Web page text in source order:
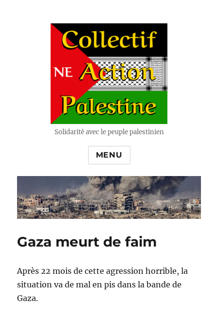
Solidarité avec le peuple palestinien
MENU
Gaza meurt de faim
Après 22 mois de cette agression horrible, la
situation va de mal en pis dans la bande de
Gaza.